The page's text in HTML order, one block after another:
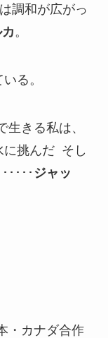
調和が広がっ
。
る。
きる私は、
に挑んだ そし
････ ジャッ
・カナダ合作